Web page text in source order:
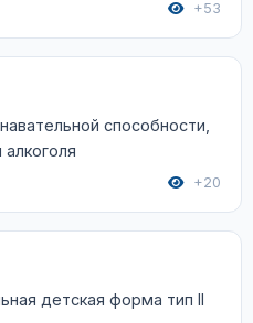
+53
способности,
+20
детская форма тип II